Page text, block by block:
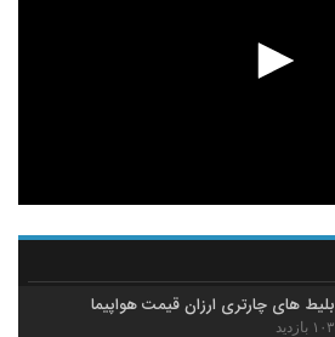
بلیط های چارتری ارزان قیمت هواپیما
۱۰۳ بازدید